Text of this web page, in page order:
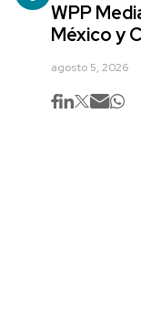
WPP
México y
agosto 5, 2026